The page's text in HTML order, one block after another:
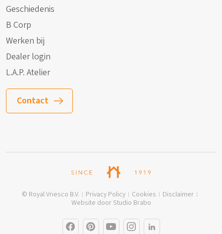
Geschiedenis
B Corp
Werken bij
Dealer login
L.A.P. Atelier
Contact
© Royal Vriesco B.V. Privacy Policy Cookies
Disclaimer
Website door Studio Brabo